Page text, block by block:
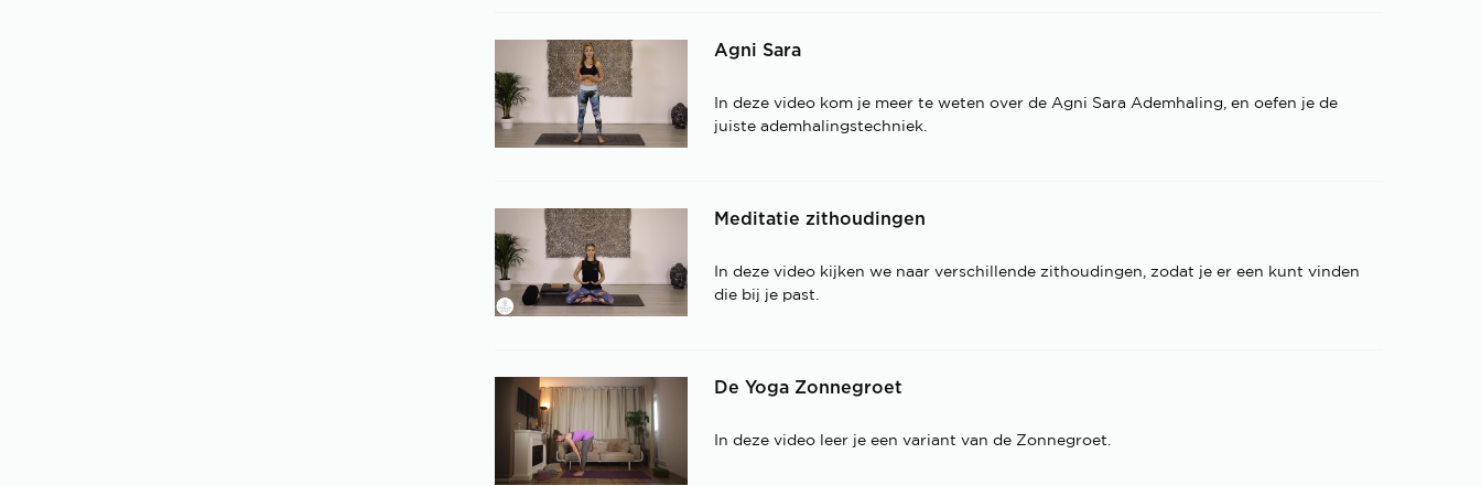
Agni Sara
In deze video kom je meer te weten over de Agni Sara Ademhaling, en oefen je de
juiste ademhalingstechniek.
Meditatie zithoudingen
In deze video kijken we naar verschillende zithoudingen, zodat je er een kunt vinden
die bij je past.
De Yoga Zonnegroet
In deze video leer je een variant van de Zonnegroet.